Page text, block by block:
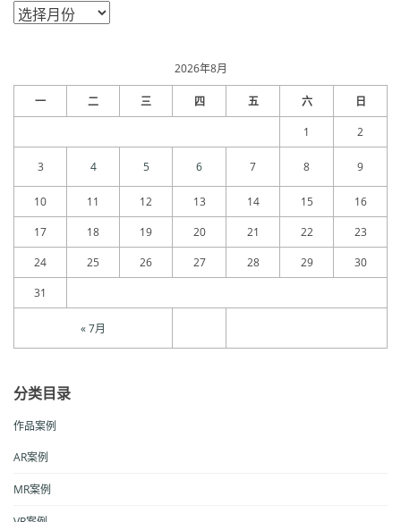
文
章
2026年8月
一 二 三 四 五 六 日
« 7月
1 2
3 4 5 6 7 8 9
10 11 12 13 14 15
16
17
18 19 20 21 22
23
24
25 26 27 28 29
30
31
分类目录
作品案例
AR案例
MR案例